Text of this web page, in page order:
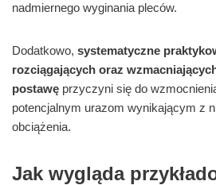
nadmiernego wyginania pleców.
Dodatkowo, systematyczne
rozciągających oraz
postawę przyczyni się do
potencjalnym urazom wynikającym z
obciążenia.
Jak wygląda